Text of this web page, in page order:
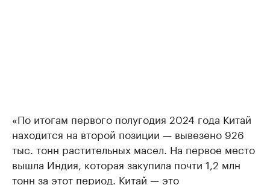
«По итогам первого полугодия 2024 года Китай
находится на второй позиции — вывезено 926
тыс. тонн растительных масел. На первое место
вышла Индия, которая закупила почти 1,2 млн
тонн за этот период. Китай — это